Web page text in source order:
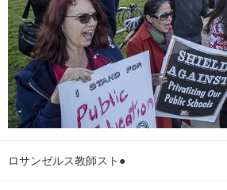
ロサンゼルス教師スト●